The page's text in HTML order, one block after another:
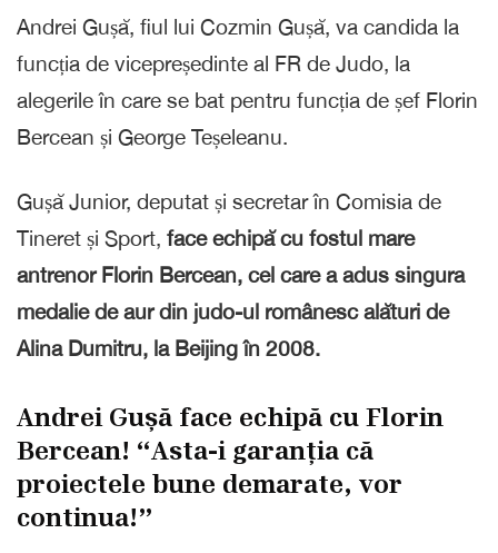
Andrei Gușă, fiul lui Cozmin Gușă, va candida la
funcția de vicepreședinte al FR de Judo, la
alegerile în care se bat pentru funcția de șef Florin
Bercean și George Teșeleanu.
Gușă Junior, deputat și secretar în Comisia de
Tineret și Sport, face echipă cu fostul mare
antrenor Florin Bercean, cel care a adus singura
medalie de aur din judo-ul românesc alături de
Alina Dumitru, la Beijing în 2008.
Andrei Gușă face echipă cu Florin
Bercean! “Asta-i garanția că
proiectele bune demarate, vor
continua!”